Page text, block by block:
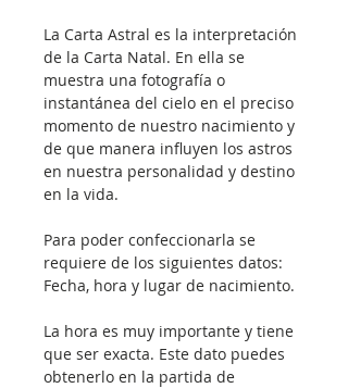
La Carta Astral es la interpretación
de la Carta Natal. En ella se
muestra una fotografía o
instantánea del cielo en el preciso
momento de nuestro nacimiento y
de que manera influyen los astros
en nuestra personalidad y destino
en la vida.
Para poder confeccionarla se
requiere de los siguientes datos:
Fecha, hora y lugar de nacimiento.
La hora es muy importante y tiene
que ser exacta. Este dato puedes
obtenerlo en la partida de